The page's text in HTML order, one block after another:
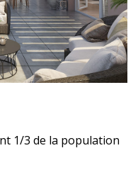
1/3 de la population